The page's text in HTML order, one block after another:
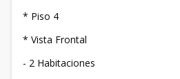
* Piso 4
* Vista Frontal
- 2 Habitaciones